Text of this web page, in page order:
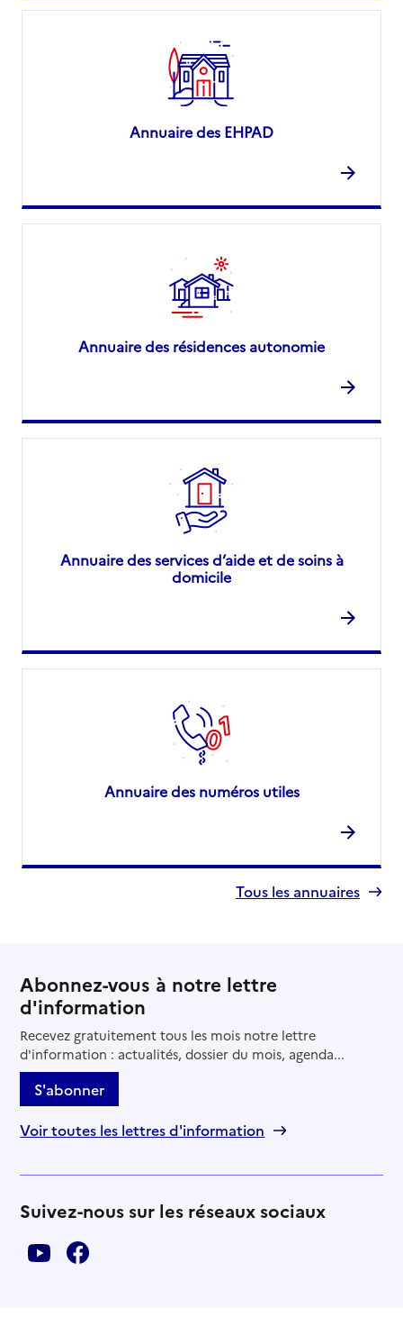
Annuaire des EHPAD
Annuaire des résidences autonomie
Annuaire des services d’aide et de soins à
domicile
Annuaire des numéros utiles
Tous les annuaires
Abonnez-vous à notre lettre
d'information
Recevez gratuitement tous les mois notre lettre
d'information : actualités, dossier du mois, agenda...
S'abonner
Voir toutes les lettres d'information
Suivez-nous sur les réseaux sociaux